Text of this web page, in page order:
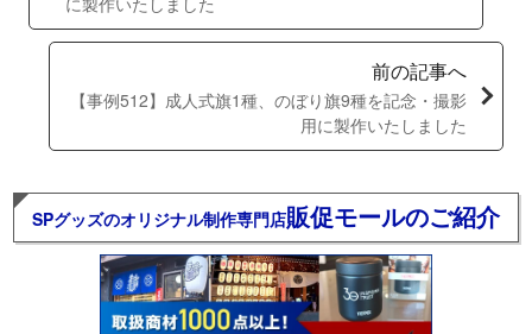
前の記事へ
【事例512】成人式旗1種、のぼり旗9種を記念・撮影
用に製作いたしました
SPグッズのオリジナル制作専門店販促モールのご紹介